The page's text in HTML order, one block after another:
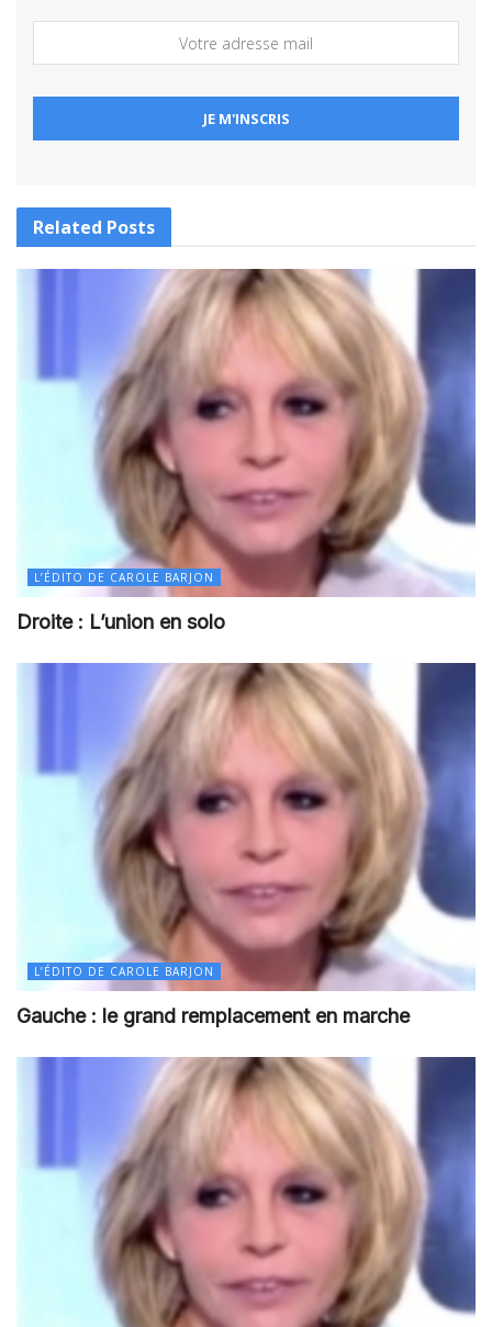
Related Posts
L’ÉDITO DE CAROLE BARJON
Droite : L’union en solo
L’ÉDITO DE CAROLE BARJON
Gauche : le grand remplacement en marche